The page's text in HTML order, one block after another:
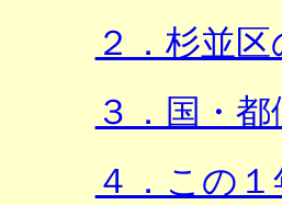
２．杉並
３．国・
４．この